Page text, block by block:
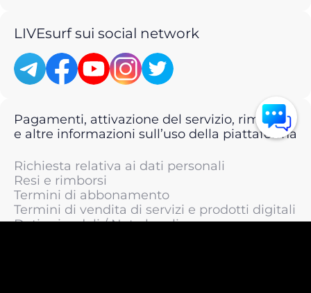
LIVEsurf sui social network
Pagamenti, attivazione del servizio, rimborsi
e altre informazioni sull’uso della piattaforma
Richiesta relativa ai dati personali
Resi e rimborsi
Termini di abbonamento
Termini di vendita di servizi e prodotti digitali
Dati aziendali / Note legali